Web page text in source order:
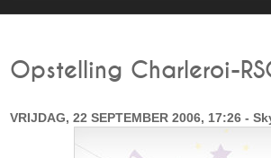
Opstelling Charleroi-
VRIJDAG, 22 SEPTEMBER 2006, 17:26 -